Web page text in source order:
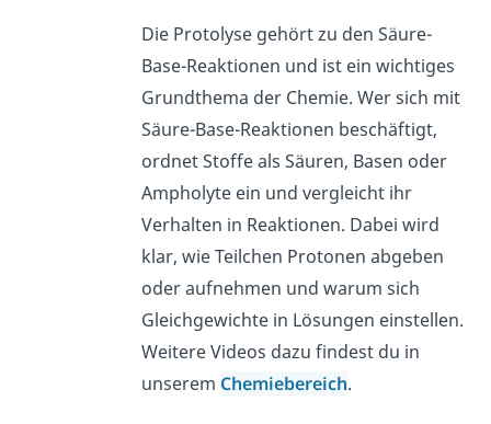
Die Protolyse gehört zu den Säure-
Base-Reaktionen und ist ein wichtiges
Grundthema der Chemie. Wer sich mit
Säure-Base-Reaktionen beschäftigt,
ordnet Stoffe als Säuren, Basen oder
Ampholyte ein und vergleicht ihr
Verhalten in Reaktionen. Dabei wird
klar, wie Teilchen Protonen abgeben
oder aufnehmen und warum sich
Gleichgewichte in Lösungen einstellen.
Weitere Videos dazu findest du in
unserem Chemiebereich.